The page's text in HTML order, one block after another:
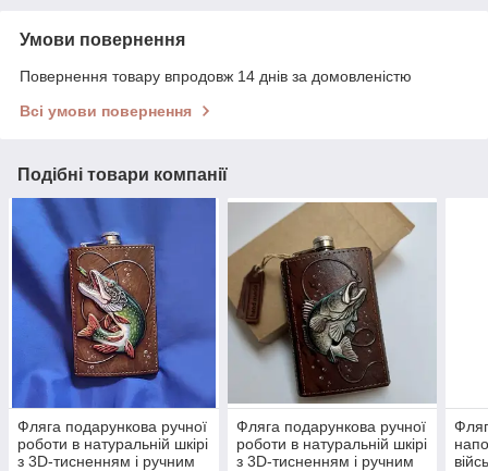
Умови повернення
Повернення товару впродовж 14 днів за домовленістю
Всі умови повернення
Подібні товари компанії
Фляга подарункова ручної
роботи в натуральній шкірі
з 3D-тисненням і ручним
Фляга подарункова ручної
роботи в натуральній шкірі
з 3D-тисненням і ручним